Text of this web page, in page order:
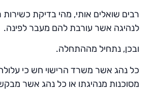
רבים שואלים אותי, מהי בדיקת כשירות
לנהיגה אשר עורבת להם מעבר לפינה.
ובכן, נתחיל מההתחלה.
כל נהג אשר משרד הרישוי חש כי
מסוכנות מנהיגתו או כל נהג אשר